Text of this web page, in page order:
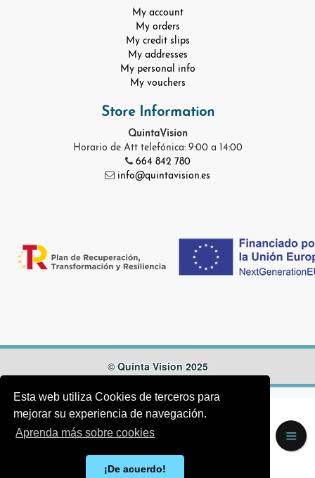
Esta web utiliza Cookies de terceros para
mejorar su experiencia de navegación.
Aprenda más sobre cookies
¡De acuerdo!
My account
My orders
My credit slips
My addresses
My personal info
My vouchers
Store Information
QuintaVision
Horario de Att telefónica: 9:00 a 14:00
664 842 780
info@quintavision.es
© Quinta Vision 2025